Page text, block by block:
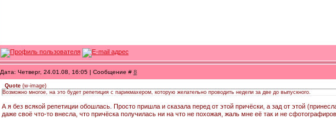
Дата: Четверг, 24.01.08, 16:05 | Сообщение # 8
Quote(w-image)
Возможно многое, на это будет репетиция с парикмахером, которую желательно проводить недели за две до выпускного.
А я без всякой репетиции обошлась. Просто пришла и сказала перед от этой причёски, а зад от этой
даже своё что-то внесла, что причёска получилась ни на что не похожая, жаль мне её так и не